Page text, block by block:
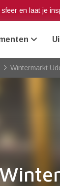
sfeer en laat je
Wintermarkt